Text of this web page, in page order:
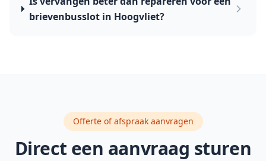
brievenbusslot in Hoogvliet?
Offerte of afspraak aanvragen
Direct een aanvraag sturen